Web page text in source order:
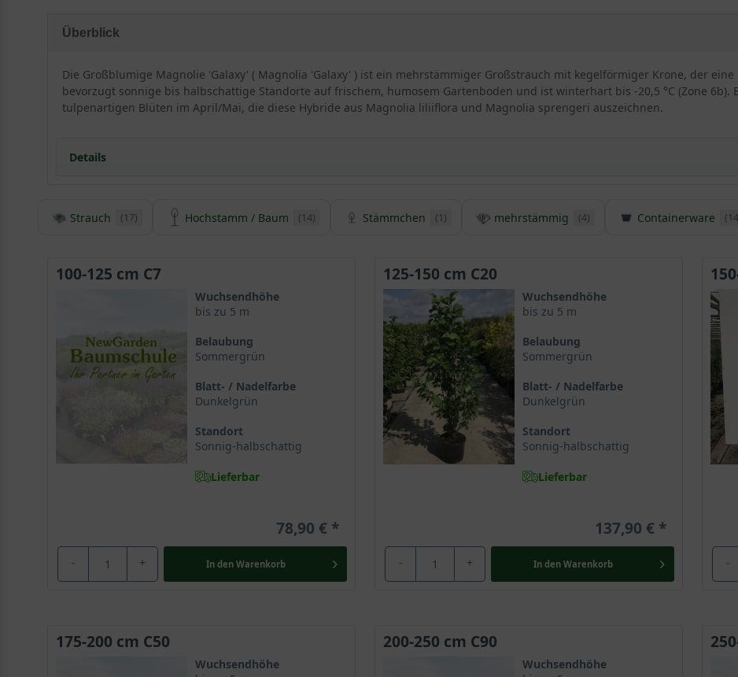
Überblick
Die Großblumige Magnolie 'Galaxy' ( Magnolia 'Galaxy' ) ist ein mehrstämmiger Großstrauch mit kegelförmiger Krone, der
bevorzugt sonnige bis halbschattige Standorte auf frischem, humosem Gartenboden und ist winterhart bis -20,5 °C (Zone
tulpenartigen Blüten im April/Mai, die diese Hybride aus Magnolia liliiflora und Magnolia sprengeri auszeichnen.
Details
Herkunft und Besonderheiten der Großblumigen Magnolie ’Galaxy‘
Traumhafte rosaviolette Blüten verwöhnen den Gärtner mit einem sensationellen Anblick und machen diese
zu
Junge Züchtung verbreitet sich zunehmend in Europa
Die Magnolia ’Galaxy‘ wurde erstmals in dem U.S. National Arboretum in Washington selektiert und im Jahre 1980 in den
durch die Kreuzung der Magnolia lilliflora und der Magnolia sprengeri entstand und erfreut vorwiegend durch ihre auffallend
daher auch unter dem deutschen Synonym Großblumige Magnolie ’Galaxy‘ im Handel geführt. Die junge Sorte ist bisher
recht unbekannt, sie erfährt aber zunehmend an Popularität und gilt als absolutes Gartenhighlight.
Die Magnolie gehört zur ältesten Pflanzenfamilie überhaupt
Die Züchtung ’Galaxy‘ gehört, wie
, zur Familie der Magnoliengewächse (Magnoliaceae). Sie gilt als älteste
die 100 Millionen Jahre zurückzuverfolgen ist. Der fachkundige Gärtner erkennt die Magnolie an der Organisation ihrer
Großblumige Magnolie ’Galaxy‘ wird 5 bis 7 Meter hoch
Die Großblumige Magnolie ’Galaxy‘ wächst recht zügig zu einem kleinen Baum oder großen Strauch und erscheint durch
sensationellen Aufritt und macht sie zu einer echten Gartenschönheit.
Strauch (17) Hochstamm / Baum (14) Stämmchen (1) mehrstämmig (4) Containerware
100-125 cm C7
Wuchsendhöhe
bis zu 5 m
Belaubung
Sommergrün
Blatt- / Nadelfarbe
Dunkelgrün
Standort
Sonnig-halbschattig
Lieferbar
78,90 €
- + In den Warenkorb
125-150 cm C20
Wuchsendhöhe
bis zu 5 m
Belaubung
Sommergrün
Blatt- / Nadelfarbe
Dunkelgrün
Standort
Sonnig-halbschattig
Lieferbar
137,90 €
- + In den Warenkorb -
175-200 cm C50
Wuchsendhöhe
200-250 cm C90
Wuchsendhöhe